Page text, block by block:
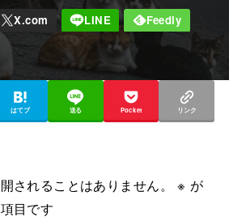
はてブ 送る Pocket リンク
されることはありません。 ※ が
目です